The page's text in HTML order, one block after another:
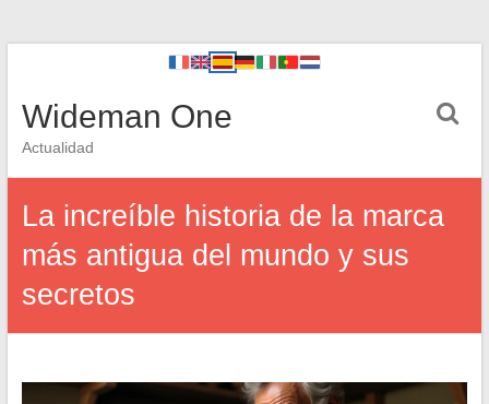
Wideman One
Actualidad
La increíble historia de la marca
más antigua del mundo y sus
secretos